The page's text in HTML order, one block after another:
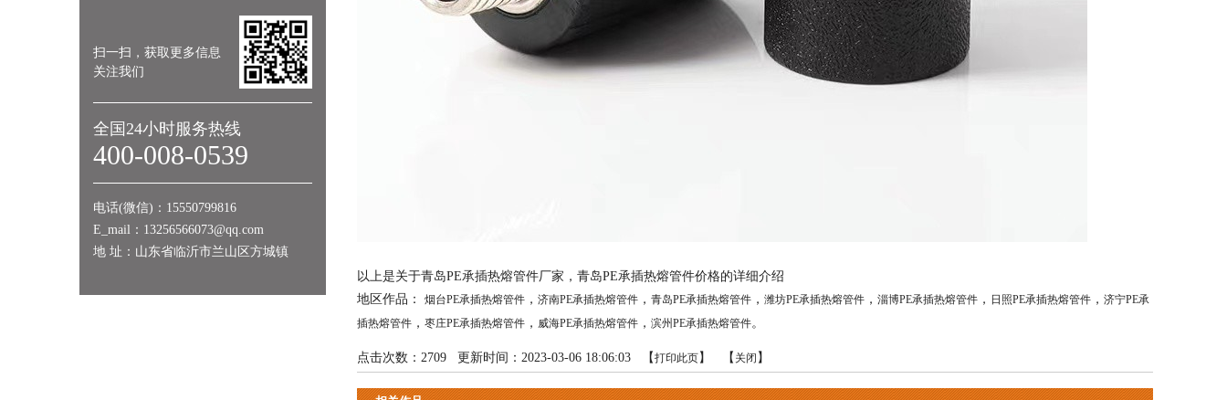
扫一扫，获取更多信息
关注我们
全国24小时服务热线
400-008-0539
电话(微信)：15550799816
E_mail：13256566073@qq.com
地 址：山东省临沂市兰山区方城镇
以上是关于青岛PE承插热熔管件厂家，青岛PE承插热熔管件价格的详细介绍
地区作品： 烟台PE承插热熔管件， 济南PE承插热熔管件， 青岛PE承插热熔管件， 潍坊PE承插热熔管件， 淄博PE承插热熔管件， 日照PE承插热熔管件， 济宁PE承
插热熔管件， 枣庄PE承插热熔管件， 威海PE承插热熔管件， 滨州PE承插热熔管件。
点击次数： 2709更新时间：2023-03-06 18:06:03 【打印此页】 【 关闭 】